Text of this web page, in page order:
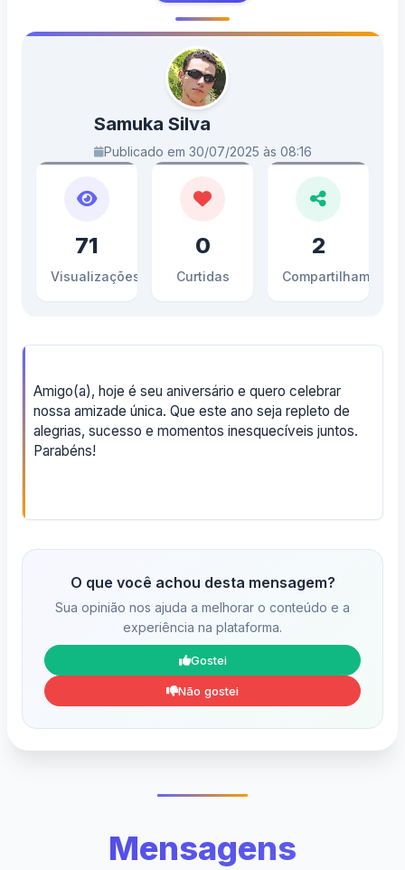
Samuka Silva
Publicado em 30/07/2025 às 08:16
71
Visualizações
0
Curtidas
2
Compartilhamentos
Amigo(a), hoje é seu aniversário e quero celebrar
nossa amizade única. Que este ano seja repleto de
alegrias, sucesso e momentos inesquecíveis juntos.
Parabéns!
O que você achou desta mensagem?
Sua opinião nos ajuda a melhorar o conteúdo e a
experiência na plataforma.
Gostei
Não gostei
Mensagens